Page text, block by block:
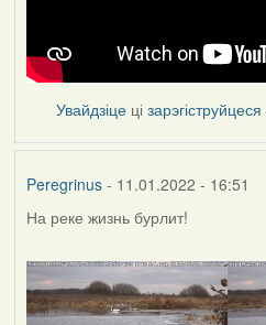
Увайдзіце цізарэгіструйцеся
Peregrinus- 11.01.2022 - 16:51
На реке жизнь бурлит!